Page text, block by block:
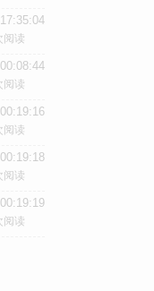
阅读
阅读
阅读
阅读
阅读